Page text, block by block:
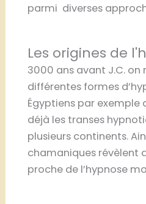
parmi diverses
Les origines de
3000 ans avant J.C.
différentes formes
Égyptiens par exemple
déjà les transes
plusieurs continents.
chamaniques révèlent
proche de l’hypnose